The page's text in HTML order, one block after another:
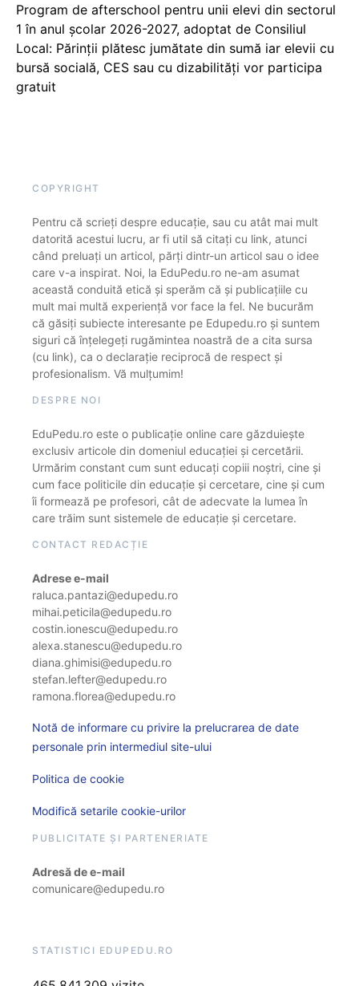
Program de afterschool pentru unii elevi din sectorul
1 în anul școlar 2026-2027, adoptat de Consiliul
Local: Părinții plătesc jumătate din sumă iar elevii cu
bursă socială, CES sau cu dizabilităţi vor participa
gratuit
COPYRIGHT
Pentru că scrieți despre educație, sau cu atât mai mult
datorită acestui lucru, ar fi util să citați cu link, atunci
când preluați un articol, părți dintr-un articol sau o idee
care v-a inspirat. Noi, la EduPedu.ro ne-am asumat
această conduită etică și sperăm că și publicațiile cu
mult mai multă experiență vor face la fel. Ne bucurăm
că găsiți subiecte interesante pe Edupedu.ro și suntem
siguri că înțelegeți rugămintea noastră de a cita sursa
(cu link), ca o declarație reciprocă de respect și
profesionalism. Vă mulțumim!
DESPRE NOI
EduPedu.ro este o publicație online care găzduiește
exclusiv articole din domeniul educației și cercetării.
Urmărim constant cum sunt educați copiii noștri, cine și
cum face politicile din educație și cercetare, cine și cum
îi formează pe profesori, cât de adecvate la lumea în
care trăim sunt sistemele de educație și cercetare.
CONTACT REDACȚIE
Adrese e-mail
raluca.pantazi@edupedu.ro
mihai.peticila@edupedu.ro
costin.ionescu@edupedu.ro
alexa.stanescu@edupedu.ro
diana.ghimisi@edupedu.ro
stefan.lefter@edupedu.ro
ramona.florea@edupedu.ro
Notă de informare cu privire la prelucrarea de date
personale prin intermediul site-ului
Politica de cookie
Modifică setarile cookie-urilor
PUBLICITATE ȘI PARTENERIATE
Adresă de e-mail
comunicare@edupedu.ro
STATISTICI EDUPEDU.RO